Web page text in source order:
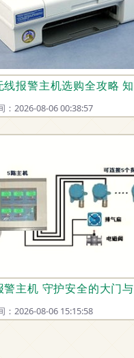
解析
线报警主机选购全攻略
：2026-08-06 00:38:57
83页安防网数据解读
警主机 守护安全的大门与
：2026-08-06 15:15:58